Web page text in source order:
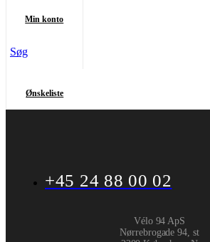
Min konto
Søg
Ønskeliste
+45 24 88 00 02
Vélo 94 ApS
Nørrebrogade 94, st